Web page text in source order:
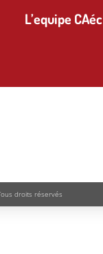
L’equipe CAéc
droits réservés